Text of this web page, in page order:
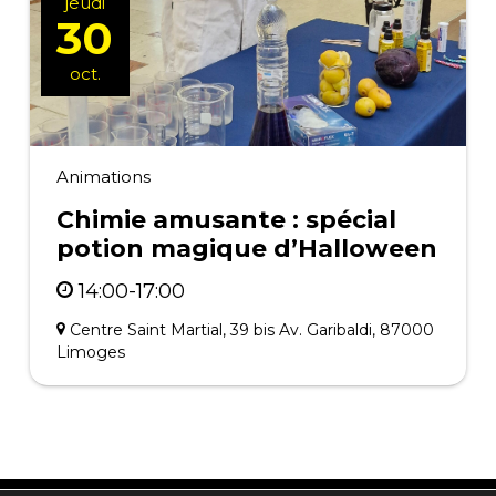
Animations
Chimie amusante : spécial
potion magique d’Halloween
14:00-17:00
Centre Saint Martial, 39 bis Av. Garibaldi, 87000
Limoges
30
oct.